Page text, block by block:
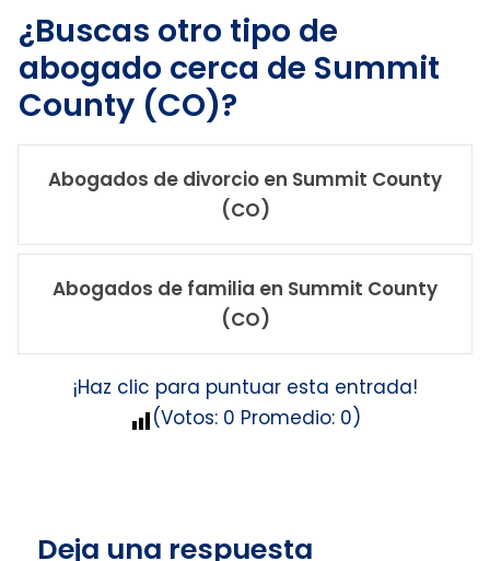
¿Buscas otro tipo de
abogado cerca de Summit
County (CO)?
Abogados de divorcio en Summit County
(CO)
Abogados de familia en Summit County
(CO)
¡Haz clic para puntuar esta entrada!
(Votos: 0 Promedio: 0)
Deja una respuesta